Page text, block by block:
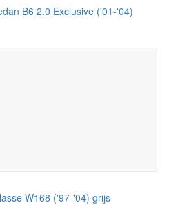
B6 2.0 Exclusive ('01-'04)
W168 ('97-'04) grijs